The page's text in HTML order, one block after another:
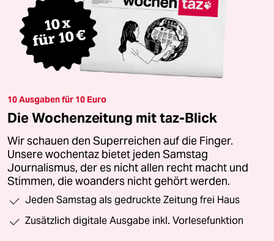
10 Ausgaben für 10 Euro
Die Wochenzeitung mit taz-Blick
Wir schauen den Superreichen auf die Finger.
Unsere wochentaz bietet jeden Samstag
Journalismus, der es nicht allen recht macht und
Stimmen, die woanders nicht gehört werden.
Jeden Samstag als gedruckte Zeitung frei Haus
Zusätzlich digitale Ausgabe inkl. Vorlesefunktion